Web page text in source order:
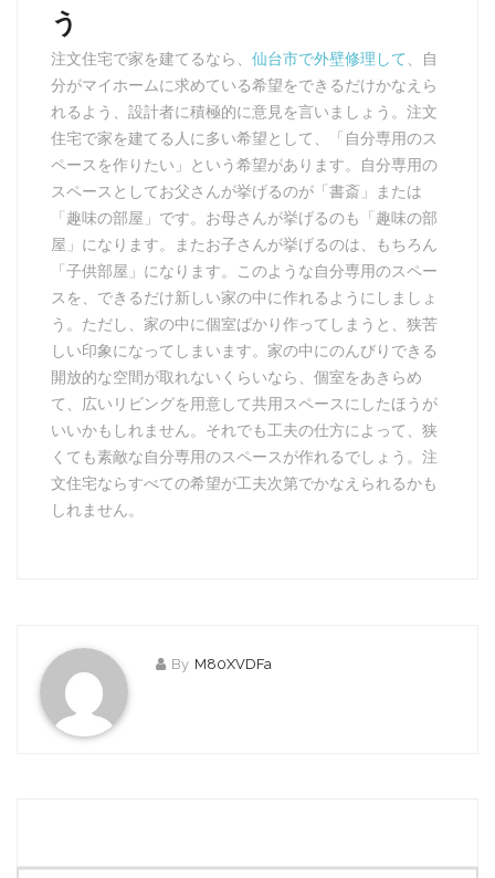
う
注文住宅で家を建てるなら、 仙台市で外壁修理して 、自
分がマイホームに求めている希望をできるだけかなえら
れるよう、設計者に積極的に意見を言いましょう。注文
住宅で家を建てる人に多い希望として、「自分専用のス
ペースを作りたい」という希望があります。自分専用の
スペースとしてお父さんが挙げるのが「書斎」または
「趣味の部屋」です。お母さんが挙げるのも「趣味の部
屋」になります。またお子さんが挙げるのは、もちろん
「子供部屋」になります。このような自分専用のスペー
スを、できるだけ新しい家の中に作れるようにしましょ
う。ただし、家の中に個室ばかり作ってしまうと、狭苦
しい印象になってしまいます。家の中にのんびりできる
開放的な空間が取れないくらいなら、個室をあきらめ
て、広いリビングを用意して共用スペースにしたほうが
いいかもしれません。それでも工夫の仕方によって、狭
くても素敵な自分専用のスペースが作れるでしょう。注
文住宅ならすべての希望が工夫次第でかなえられるかも
しれません。
By M80XVDFa